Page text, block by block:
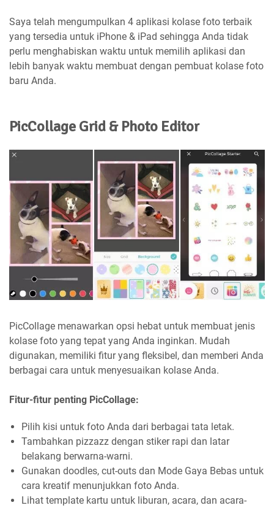
Saya telah mengumpulkan 4 aplikasi kolase foto terbaik
yang tersedia untuk iPhone & iPad sehingga Anda tidak
perlu menghabiskan waktu untuk memilih aplikasi dan
lebih banyak waktu membuat dengan pembuat kolase foto
baru Anda.
PicCollage Grid & Photo Editor
PicCollage menawarkan opsi hebat untuk membuat jenis
kolase foto yang tepat yang Anda inginkan. Mudah
digunakan, memiliki fitur yang fleksibel, dan memberi Anda
berbagai cara untuk menyesuaikan kolase Anda.
Fitur-fitur penting PicCollage:
Pilih kisi untuk foto Anda dari berbagai tata letak.
Tambahkan pizzazz dengan stiker rapi dan latar
belakang berwarna-warni.
Gunakan doodles, cut-outs dan Mode Gaya Bebas untuk
cara kreatif menunjukkan foto Anda.
Lihat template kartu untuk liburan, acara, dan acara-